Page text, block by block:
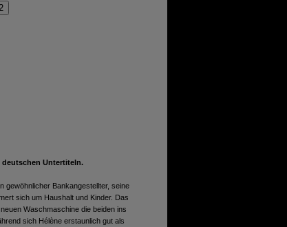
deutschen Untertiteln.
gewöhnlicher Bankangestellter, seine
sich um Haushalt und Kinder. Das
Waschmaschine die beiden ins
sich Hélène erstaunlich gut als